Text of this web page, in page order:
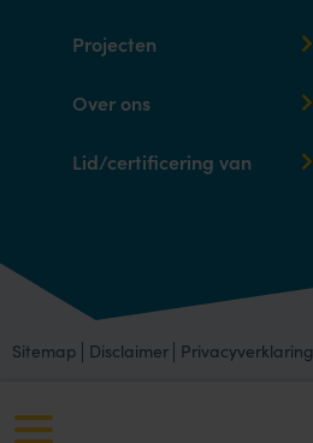
Projecten
Over ons
Lid/certificering van
Sitemap Disclaimer Privacyverklaring